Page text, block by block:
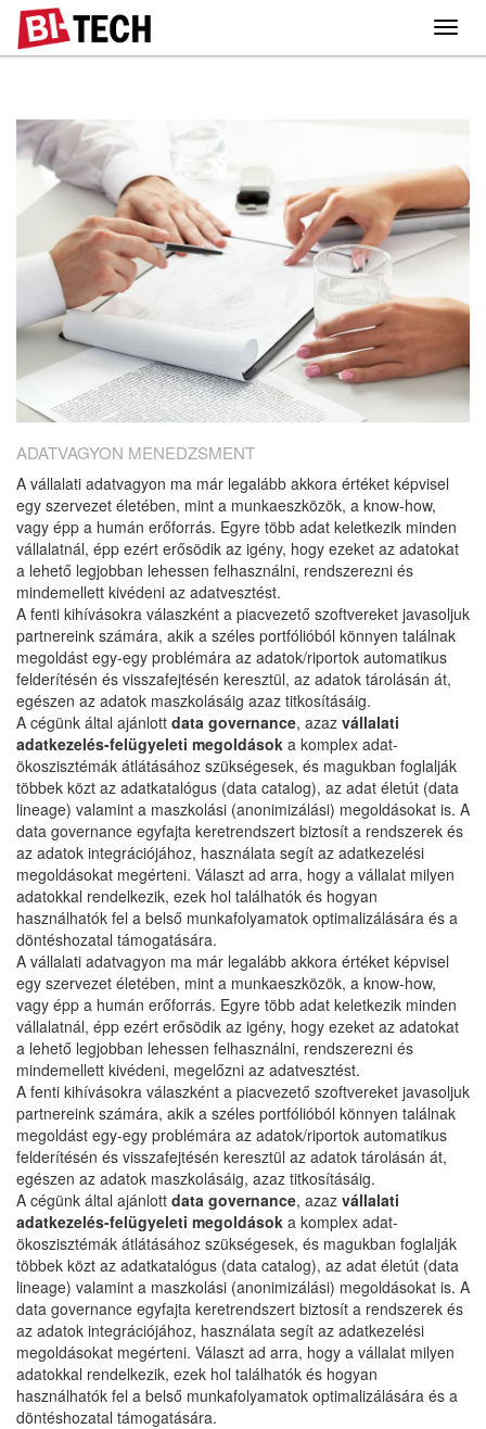
ADATVAGYON MENEDZSMENT
A vállalati adatvagyon ma már legalább akkora értéket képvisel
egy szervezet életében, mint a munkaeszközök, a know-how,
vagy épp a humán erőforrás. Egyre több adat keletkezik minden
vállalatnál, épp ezért erősödik az igény, hogy ezeket az adatokat
a lehető legjobban lehessen felhasználni, rendszerezni és
mindemellett kivédeni az adatvesztést.
A fenti kihívásokra válaszként a piacvezető szoftvereket javasoljuk
partnereink számára, akik a széles portfólióból könnyen találnak
megoldást egy-egy problémára az adatok/riportok automatikus
felderítésén és visszafejtésén keresztül, az adatok tárolásán át,
egészen az adatok maszkolásáig azaz titkosításáig.
A cégünk által ajánlott data governance, azaz vállalati
adatkezelés-felügyeleti megoldások a komplex adat-
ökoszisztémák átlátásához szükségesek, és magukban foglalják
többek közt az adatkatalógus (data catalog), az adat életút (data
lineage) valamint a maszkolási (anonimizálási) megoldásokat is. A
data governance egyfajta keretrendszert biztosít a rendszerek és
az adatok integrációjához, használata segít az adatkezelési
megoldásokat megérteni. Választ ad arra, hogy a vállalat milyen
adatokkal rendelkezik, ezek hol találhatók és hogyan
használhatók fel a belső munkafolyamatok optimalizálására és a
döntéshozatal támogatására.
A vállalati adatvagyon ma már legalább akkora értéket képvisel
egy szervezet életében, mint a munkaeszközök, a know-how,
vagy épp a humán erőforrás. Egyre több adat keletkezik minden
vállalatnál, épp ezért erősödik az igény, hogy ezeket az adatokat
a lehető legjobban lehessen felhasználni, rendszerezni és
mindemellett kivédeni, megelőzni az adatvesztést.
A fenti kihívásokra válaszként a piacvezető szoftvereket javasoljuk
partnereink számára, akik a széles portfólióból könnyen találnak
megoldást egy-egy problémára az adatok/riportok automatikus
felderítésén és visszafejtésén keresztül az adatok tárolásán át,
egészen az adatok maszkolásáig, azaz titkosításáig.
A cégünk által ajánlott data governance, azaz vállalati
adatkezelés-felügyeleti megoldások a komplex adat-
ökoszisztémák átlátásához szükségesek, és magukban foglalják
többek közt az adatkatalógus (data catalog), az adat életút (data
lineage) valamint a maszkolási (anonimizálási) megoldásokat is. A
data governance egyfajta keretrendszert biztosít a rendszerek és
az adatok integrációjához, használata segít az adatkezelési
megoldásokat megérteni. Választ ad arra, hogy a vállalat milyen
adatokkal rendelkezik, ezek hol találhatók és hogyan
használhatók fel a belső munkafolyamatok optimalizálására és a
döntéshozatal támogatására.